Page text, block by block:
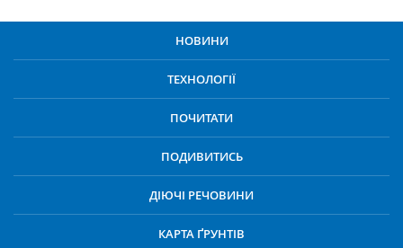
НОВИНИ
ТЕХНОЛОГІЇ
ПОЧИТАТИ
ПОДИВИТИСЬ
ДІЮЧІ РЕЧОВИНИ
КАРТА ҐРУНТІВ